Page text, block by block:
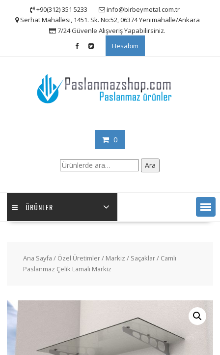
+90(312) 351 5233
info@birbeymetal.com.tr
Serhat Mahallesi, 1451. Sk. No:52, 06374 Yenimahalle/Ankara
7/24 Güvenle Alışveriş Yapabilirsiniz.
Hesabım
0
Ara: Ara
ÜRÜNLER
Ana Sayfa / Özel Üretimler/ Markiz / Saçaklar/ Camlı
Paslanmaz Çelik Lamalı Markiz